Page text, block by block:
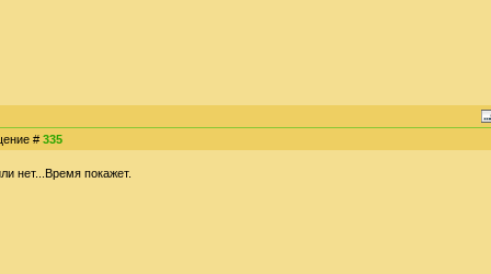
# 335
нет...Время покажет.